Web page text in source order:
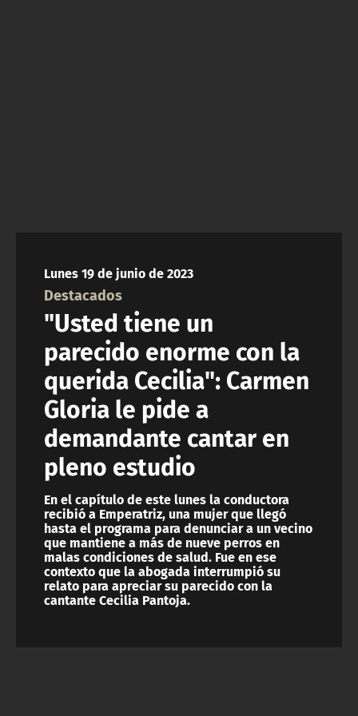
Lunes 19 de junio de 2023
Destacados
"Usted tiene un
parecido enorme con la
querida Cecilia": Carmen
Gloria le pide a
demandante cantar en
pleno estudio
En el capítulo de este lunes la conductora
recibió a Emperatriz, una mujer que llegó
hasta el programa para denunciar a un vecino
que mantiene a más de nueve perros en
malas condiciones de salud. Fue en ese
contexto que la abogada interrumpió su
relato para apreciar su parecido con la
cantante Cecilia Pantoja.